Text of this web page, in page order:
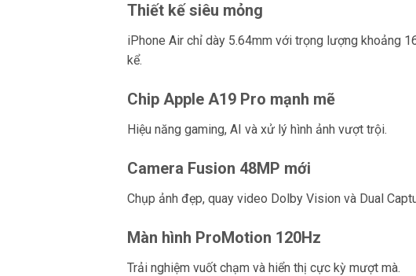
Thiết kế siêu mỏng
iPhone Air chỉ dày 5.64mm với trọng lượng khoảng
kể.
Chip Apple A19 Pro mạnh mẽ
Hiệu năng gaming, AI và xử lý hình ảnh vượt trội.
Camera Fusion 48MP mới
Chụp ảnh đẹp, quay video Dolby Vision và Dual
Màn hình ProMotion 120Hz
Trải nghiệm vuốt chạm và hiển thị cực kỳ mượt mà.